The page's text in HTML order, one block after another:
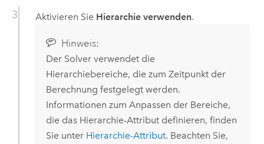
Aktivieren Sie Hierarchie verwenden.
Hinweis:
Der Solver verwendet die
Hierarchiebereiche, die zum Zeitpunkt der
Berechnung festgelegt werden.
Informationen zum Anpassen der Bereiche,
die das Hierarchie-Attribut definieren, finden
Sie unter Hierarchie-Attribut. Beachten Sie,